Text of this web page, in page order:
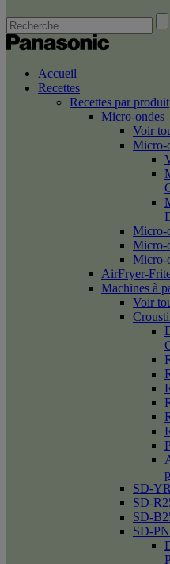
Accueil
Recettes
Recettes par produit
Micro-ondes
Voir
Micro-
Micro-
Micro-
Micro-
AirFryer-
Machines à
Voir
SD-
SD-
SD-
SD-